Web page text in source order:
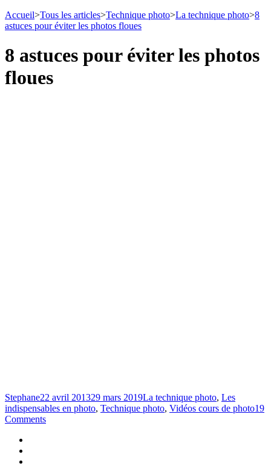
Accueil>Tous les articles>Technique photo>La technique photo>8
astuces pour éviter les photos floues
8 astuces pour éviter les photos
floues
Stephane22 avril 201329 mars 2019La technique photo, Les
indispensables en photo, Technique photo, Vidéos cours de photo19
Comments